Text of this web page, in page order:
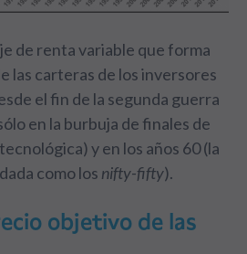
de renta variable que forma
las carteras de los inversores
el fin de la segunda guerra
en la burbuja de finales de
y en los años 60 (la
como los nifty-fifty).
objetivo de las